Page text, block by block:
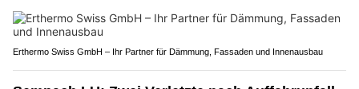
Erthermo Swiss GmbH – Ihr Partner für Dämmung, Fassaden und Innenausbau